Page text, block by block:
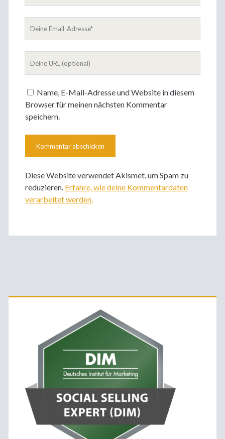
Name, E-Mail-Adresse und Website in diesem
Browser für meinen nächsten Kommentar
speichern.
Diese Website verwendet Akismet, um Spam zu
reduzieren. Erfahre, wie deine Kommentardaten
verarbeitet werden.
Primäre
Sidebar